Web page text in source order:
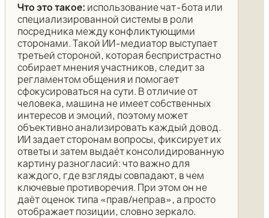
Что это такое: использование чат-бота или
специализированной системы в роли
посредника между конфликтующими
сторонами. Такой ИИ-медиатор выступает
третьей стороной, которая беспристрастно
собирает мнения участников, следит за
регламентом общения и помогает
сфокусироваться на сути. В отличие от
человека, машина не имеет собственных
интересов и эмоций, поэтому может
объективно анализировать каждый довод.
ИИ задает сторонам вопросы, фиксирует их
ответы и затем выдаёт консолидированную
картину разногласий: что важно для
каждого, где взгляды совпадают, в чем
ключевые противоречия. При этом он не
даёт оценок типа «прав/неправ», а просто
отображает позиции, словно зеркало.